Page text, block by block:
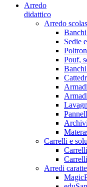
Arredo
didattico
Arredo
Sedie
Pouf,
Carrelli e
Arredi